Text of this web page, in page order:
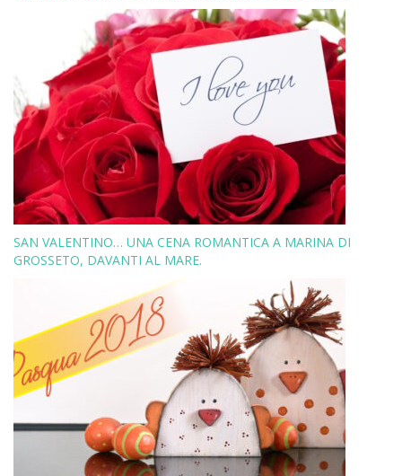
SAN VALENTINO… UNA CENA ROMANTICA A MARINA DI
GROSSETO, DAVANTI AL MARE.